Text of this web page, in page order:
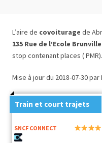
L’aire de covoiturage de
135 Rue de l’Ecole
stop contenant places ( PMR).
Mise à jour du 2018-07-30 par
Train et court trajets
SNCF CONNECT